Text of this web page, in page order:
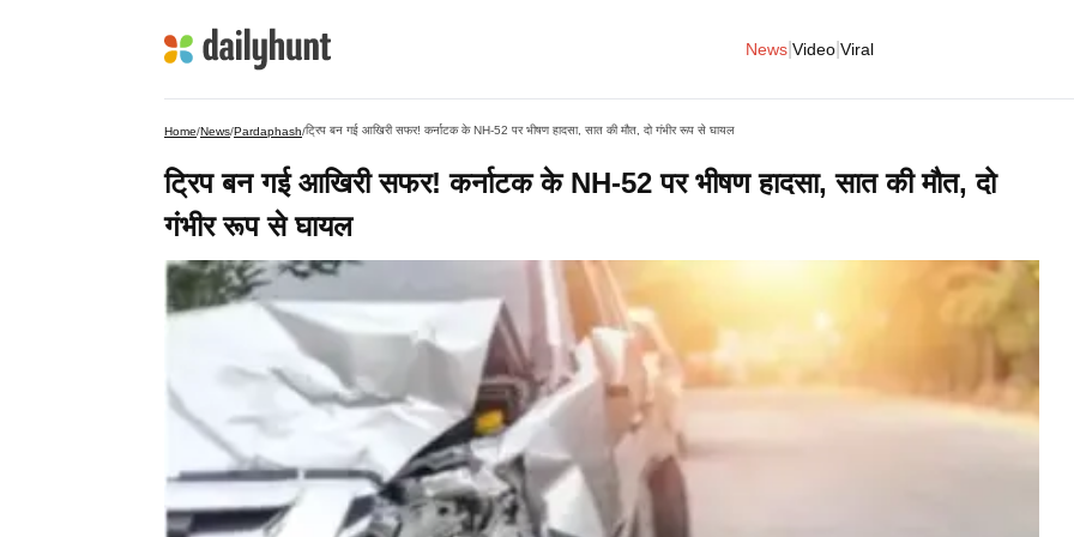
News Video Viral
Home/News/Pardaphash/ट्रिप बन गई आखिरी सफर! कर्नाटक के NH-52 पर भीषण हादसा, सात की मौत, दो गंभीर रूप से घायल
ट्रिप बन गई आखिरी सफर! कर्नाटक के NH-52 पर भीषण हादसा, सात की मौत, दो
गंभीर रूप से घायल